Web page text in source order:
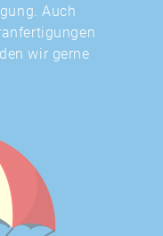
Auch
wir gerne